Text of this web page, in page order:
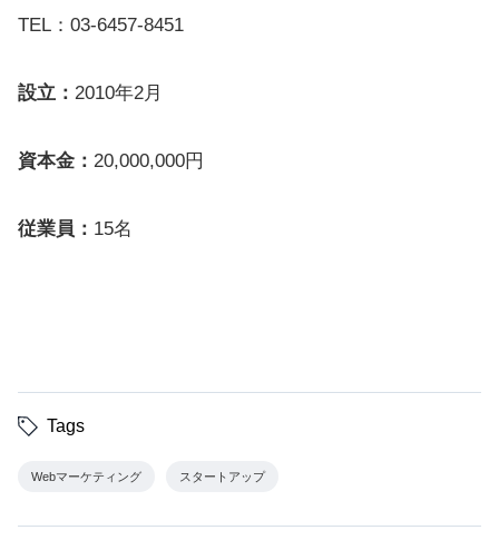
TEL：03-6457-8451
設立： 2010年2月
資本金： 20,000,000円
従業員： 15名
Tags
Webマーケティング スタートアップ